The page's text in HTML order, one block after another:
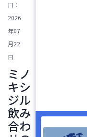
日：
2026
年07
月22
日
ミノ
キシ
ジル
飲み
合わ